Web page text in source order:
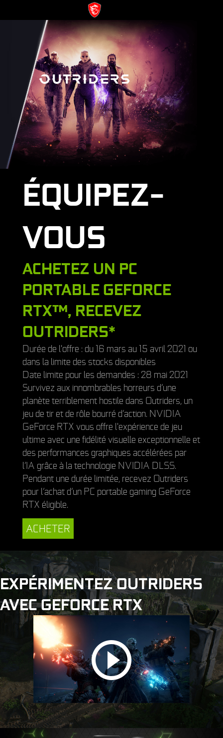
ÉQUIPEZ-
VOUS
ACHETEZ UN PC
PORTABLE GEFORCE
RTX™, RECEVEZ
OUTRIDERS*
Durée de l'offre : du 16 mars au 15 avril 2021 ou
dans la limite des stocks disponibles
Date limite pour les demandes : 28 mai 2021
Survivez aux innombrables horreurs d’une
planète terriblement hostile dans Outriders, un
jeu de tir et de rôle bourré d’action. NVIDIA
GeForce RTX vous offre l'expérience de jeu
ultime avec une fidélité visuelle exceptionnelle et
des performances graphiques accélérées par
l’IA grâce à la technologie NVIDIA DLSS.
Pendant une durée limitée, recevez Outriders
pour l’achat d’un PC portable gaming GeForce
RTX éligible.
ACHETER
EXPÉRIMENTEZ OUTRIDERS
AVEC GEFORCE RTX